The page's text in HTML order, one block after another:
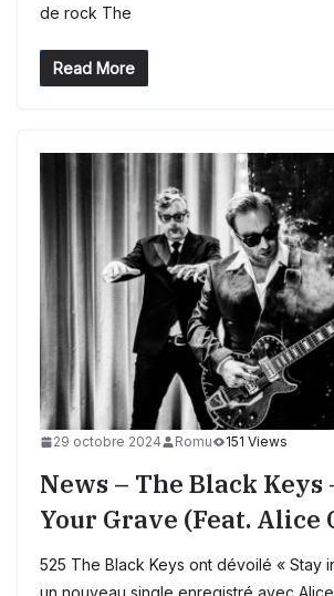
de rock The
Read More
29 octobre 2024 Romu 151 Views
News – The Black Keys
Your Grave (feat. Alice
525 The Black Keys ont dévoilé « Stay